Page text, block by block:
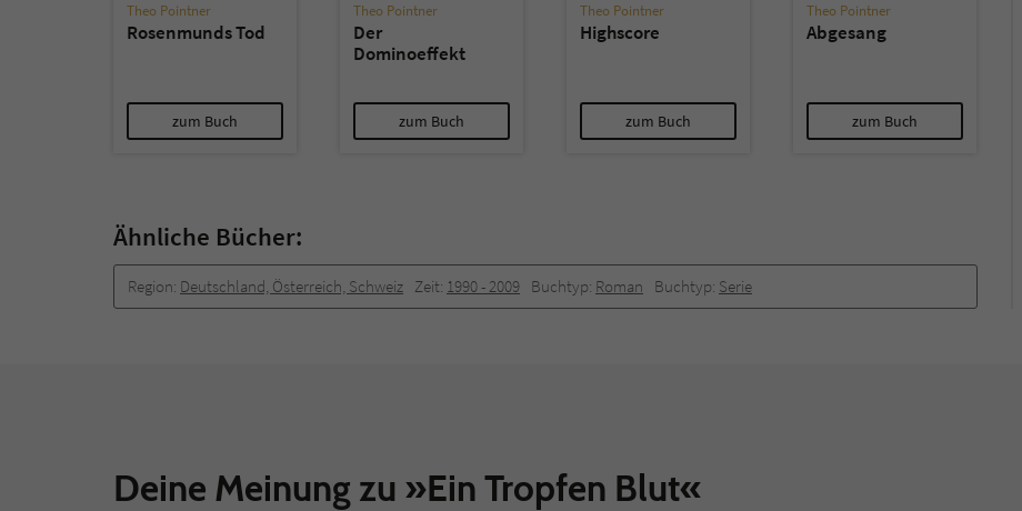
Theo Pointner
Rosenmunds Tod
zum Buch
Theo Pointner
Der
Dominoeffekt
zum Buch
Theo Pointner
Highscore
zum Buch
Theo Pointner
Abgesang
zum Buch
Ähnliche Bücher:
Region: Deutschland, Österreich, Schweiz Zeit: 1990 -­ 2009 Buchtyp: Roman Buchtyp: Serie
Deine Meinung zu »Ein Tropfen Blut«